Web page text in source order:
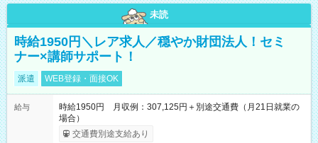
未読
時給1950円＼レア求人／穏やか財団法人！セミ
ナー×講師サポート！
派遣 WEB登録・面接OK
給与
時給1950円 月収例：307,125円＋別途交通費（月21日就業の
場合）
交通費別途支給あり